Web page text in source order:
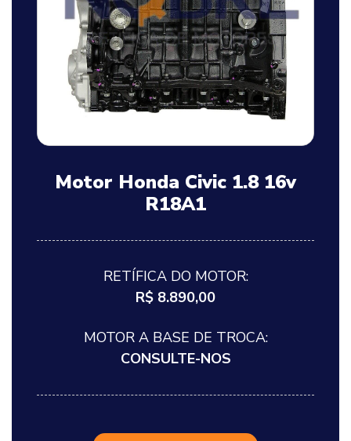
Motor Honda Civic 1.8 16v
R18A1
RETÍFICA DO MOTOR:
R$ 8.890,00
MOTOR A BASE DE TROCA:
CONSULTE-NOS